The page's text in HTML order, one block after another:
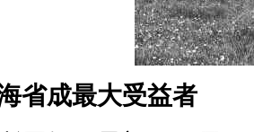
省成最大受益者